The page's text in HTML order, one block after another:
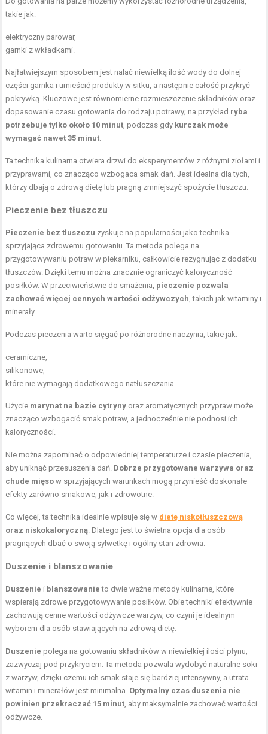
takie jak:
elektryczny parowar,
garnki z wkładkami.
Najłatwiejszym sposobem jest nalać niewielką ilość wody do dolnej
części garnka i umieścić produkty w sitku, a następnie całość przykryć
pokrywką. Kluczowe jest równomierne rozmieszczenie składników oraz
dopasowanie czasu gotowania do rodzaju potrawy; na przykład ryba
potrzebuje tylko około 10 minut , podczas gdy kurczak może
wymagać nawet 35 minut
Ta technika kulinarna otwiera drzwi do eksperymentów z różnymi ziołami i
przyprawami, co znacząco wzbogaca smak dań. Jest idealna dla tych,
którzy dbają o zdrową dietę lub pragną zmniejszyć spożycie tłuszczu.
Pieczenie bez tłuszczu
Pieczenie bez tłuszczu zyskuje na popularności jako technika
sprzyjająca zdrowemu gotowaniu. Ta metoda polega na
przygotowywaniu potraw w piekarniku, całkowicie rezygnując z dodatku
tłuszczów. Dzięki temu można znacznie ograniczyć kaloryczność
posiłków. W przeciwieństwie do smażenia, pieczenie pozwala
zachować więcej cennych wartości odżywczych , takich jak witaminy i
minerały.
Podczas pieczenia warto sięgać po różnorodne naczynia, takie jak:
ceramiczne,
silikonowe,
które nie wymagają dodatkowego natłuszczania.
Użycie marynat na bazie cytryny oraz aromatycznych przypraw może
znacząco wzbogacić smak potraw, a jednocześnie nie podnosi ich
kaloryczności.
Nie można zapominać o odpowiedniej temperaturze i czasie pieczenia,
aby uniknąć przesuszenia dań. Dobrze przygotowane warzywa oraz
chude mięso w sprzyjających warunkach mogą przynieść doskonałe
efekty zarówno smakowe, jak i zdrowotne.
Co więcej, ta technika idealnie wpisuje się w dietę niskotłuszczową
oraz niskokaloryczną . Dlatego jest to świetna opcja dla osób
pragnących dbać o swoją sylwetkę i ogólny stan zdrowia.
Duszenie i blanszowanie
Duszenie i blanszowanie to dwie ważne metody kulinarne, które
wspierają zdrowe przygotowywanie posiłków. Obie techniki efektywnie
zachowują cenne wartości odżywcze warzyw, co czyni je idealnym
wyborem dla osób stawiających na zdrową dietę.
Duszenie polega na gotowaniu składników w niewielkiej ilości płynu,
zazwyczaj pod przykryciem. Ta metoda pozwala wydobyć naturalne soki
z warzyw, dzięki czemu ich smak staje się bardziej intensywny, a utrata
witamin i minerałów jest minimalna. Optymalny czas duszenia nie
powinien przekraczać 15 minut , aby maksymalnie zachować wartości
odżywcze.